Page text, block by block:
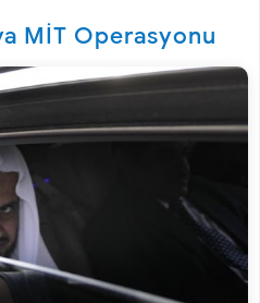
MİT Operasyonu